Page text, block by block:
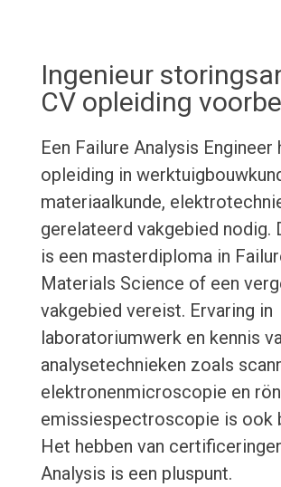
Ingenieur
CV opleiding
Een Failure Analysis Engineer
opleiding in
materiaalkunde,
gerelateerd vakgebied nodig.
is een masterdiploma in
Materials Science of een
vakgebied vereist. Ervaring in
laboratoriumwerk en kennis
analysetechnieken zoals
elektronenmicroscopie en
emissiespectroscopie is ook
Het hebben van
Analysis is een pluspunt.